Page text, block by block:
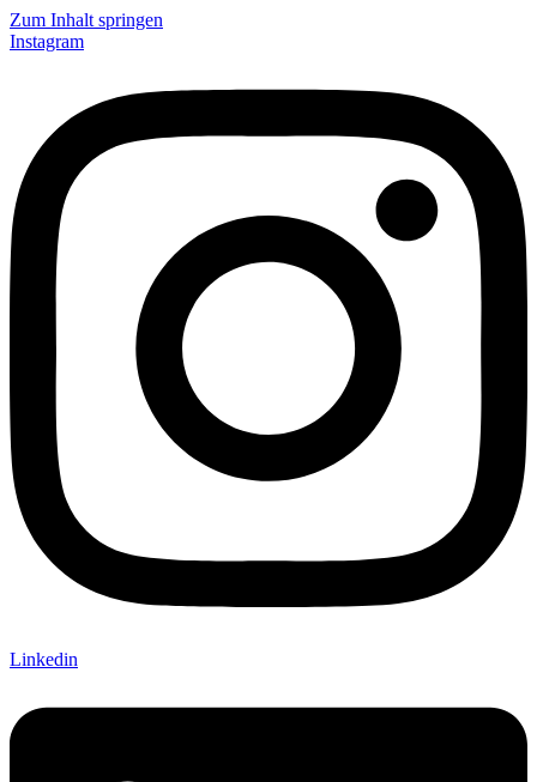
Zum Inhalt springen
Instagram
Linkedin